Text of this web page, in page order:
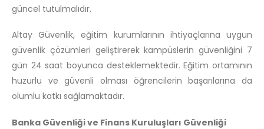
güncel tutulmalıdır.
Altay Güvenlik, eğitim kurumlarının ihtiyaçlarına uygun
güvenlik çözümleri geliştirerek kampüslerin güvenliğini 7
gün 24 saat boyunca desteklemektedir. Eğitim ortamının
huzurlu ve güvenli olması öğrencilerin başarılarına da
olumlu katkı sağlamaktadır.
Banka Güvenliği ve Finans Kuruluşları Güvenliği